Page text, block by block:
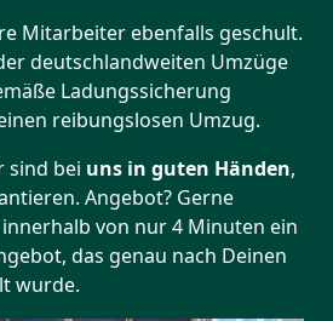
Mitarbeiter ebenfalls geschult.
deutschlandweiten Umzüge
Ladungssicherung
reibungslosen Umzug.
sind bei uns in guten Händen,
Angebot? Gerne
von nur 4 Minuten ein
das genau nach Deinen
wurde.